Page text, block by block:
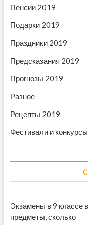
Пенсии 2019
Подарки 2019
Праздники 2019
Предсказания 2019
Прогнозы 2019
Разное
Рецепты 2019
Фестивали и
Экзамены в 9 классе
предметы, сколько